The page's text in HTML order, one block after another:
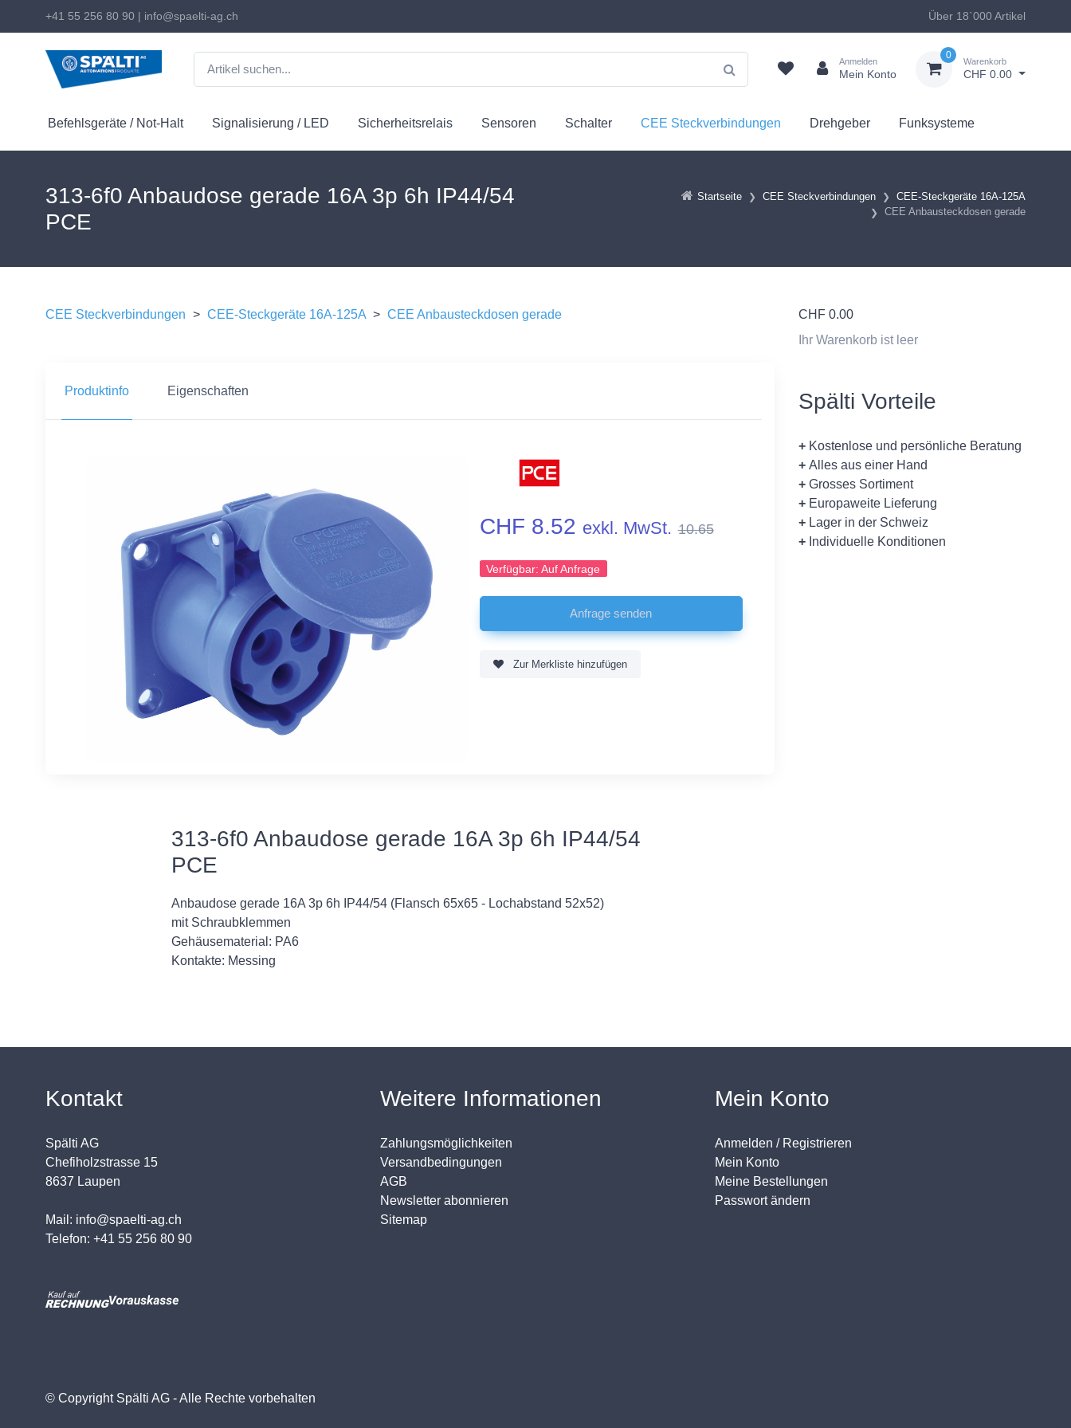
+41 55 256 80 90 | info@spaelti-ag.ch Über 18`000 Artikel
Anmelden
Mein Konto
0
Warenkorb
CHF 0.00
Befehlsgeräte / Not-Halt Signalisierung / LED Sicherheitsrelais Sensoren Schalter CEE Steckverbindungen Drehgeber Funksysteme
Startseite CEE Steckverbindungen
CEE-Steckgeräte 16A-125A
CEE Anbausteckdosen gerade
313-6f0 Anbaudose gerade 16A 3p 6h IP44/54
PCE
CEE Steckverbindungen > CEE-Steckgeräte 16A-125A > CEE Anbausteckdosen gerade
Produktinfo Eigenschaften
CHF 8.52 exkl. MwSt. 10.65
Verfügbar:Auf Anfrage
Zur Merkliste hinzufügen
313-6f0 Anbaudose gerade 16A 3p 6h IP44/54
PCE
Anbaudose gerade 16A 3p 6h IP44/54 (Flansch 65x65 - Lochabstand 52x52)
mit Schraubklemmen
Gehäusematerial: PA6
Kontakte: Messing
CHF 0.00
Ihr Warenkorb ist leer
Spälti Vorteile
+ Kostenlose und persönliche Beratung
+ Alles aus einer Hand
+ Grosses Sortiment
+ Europaweite Lieferung
+ Lager in der Schweiz
+ Individuelle Konditionen
Kontakt
Spälti AG
Chefiholzstrasse 15
8637 Laupen
Mail: info@spaelti-ag.ch
Telefon: +41 55 256 80 90
Weitere Informationen
Zahlungsmöglichkeiten
Versandbedingungen
AGB
Newsletter abonnieren
Sitemap
Mein Konto
Anmelden / Registrieren
Mein Konto
Meine Bestellungen
Passwort ändern
© Copyright Spälti AG - Alle Rechte vorbehalten